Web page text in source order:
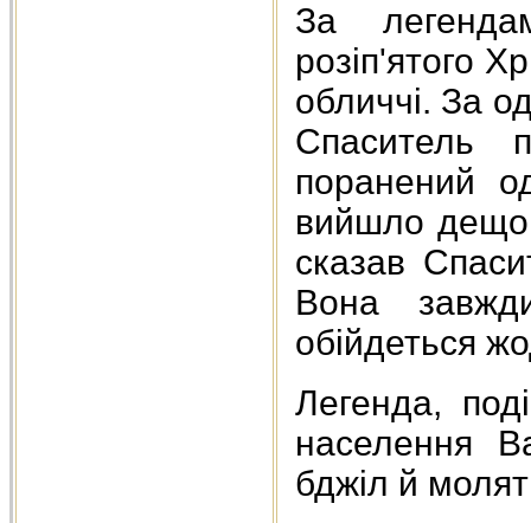
За
розіп'ятого
обличчі. За
Спаситель
поранений
вийшло дещо
сказав
Вона
обійдеться
Легенда,
населення
бджіл й